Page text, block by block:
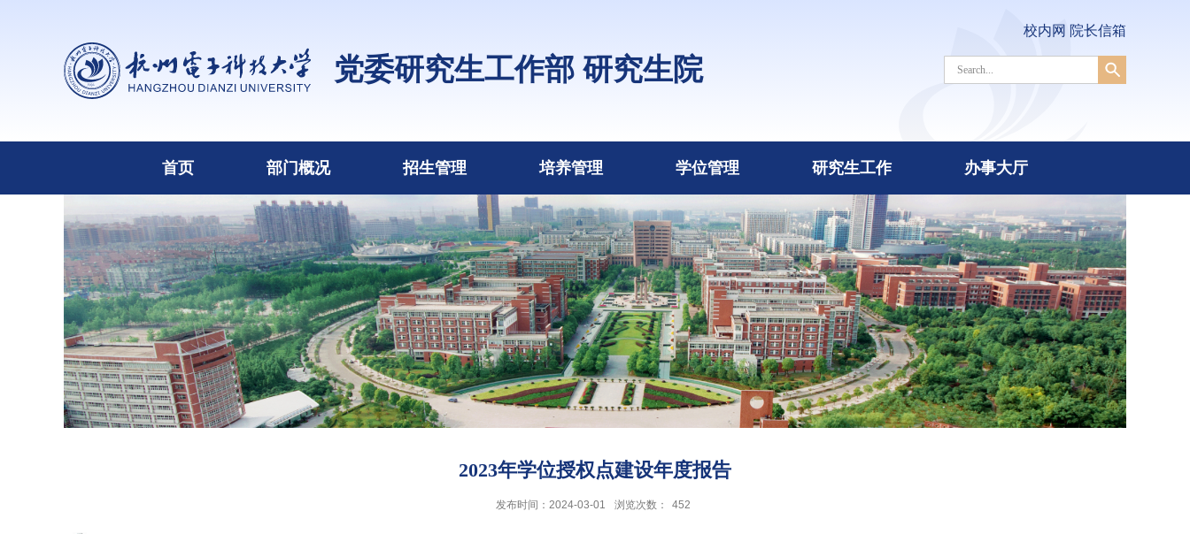
党委研究生工作部 研究生院
校内网 院长信箱
首页 部门概况 招生管理 培养管理 学位管理 研究生工作 办事大厅
2023年学位授权点建设年度报告
发布时间：2024-03-01 浏览次数： 452